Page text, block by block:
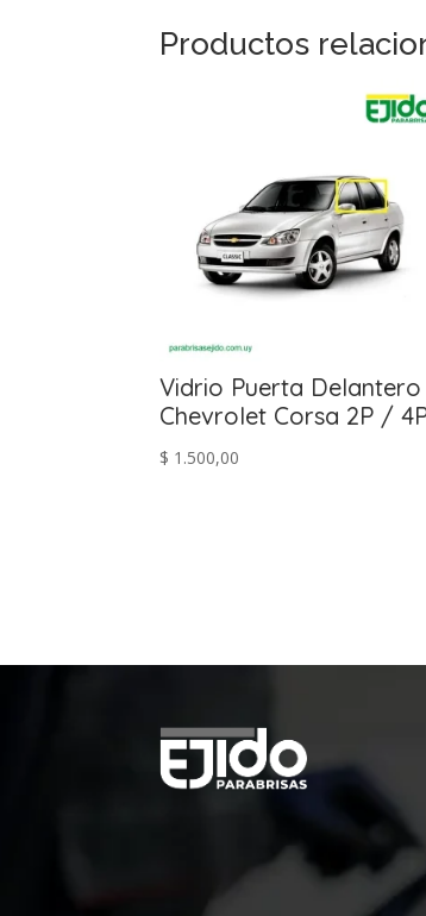
Productos
Vidrio Puerta Delantero
Chevrolet Corsa 2P /
$ 1.500,00